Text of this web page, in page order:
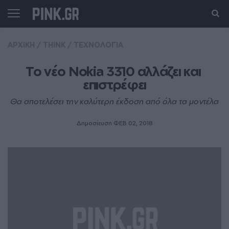
Το νέο Nokia 3310 αλλάζει και
επιστρέφει
Θα αποτελέσει την καλύτερη έκδοση από όλα τα μοντέλα
Δημοσίευση ΦΕΒ 02, 2018